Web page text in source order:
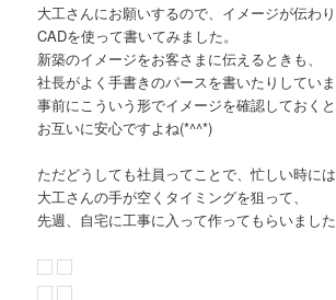
大工さんにお願いするので、イメージが伝わり
CADを使って書いてみました。
新築のイメージをお客さまに伝えるときも、
社長がよく手書きのパースを書いたりしていま
事前にこういう形でイメージを確認しておくと
お互いに安心ですよね(*^^*)
ただどうしても社員ってことで、忙しい時には
大工さんの手が空くタイミングを狙って、
先週、自宅に工事に入って作ってもらいまし